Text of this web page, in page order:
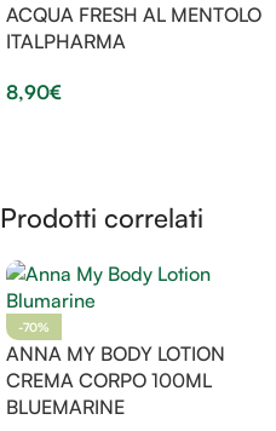
ACQUA FRESH AL MENTOLO
ITALPHARMA
8,90€
Prodotti correlati
-70%
ANNA MY BODY LOTION
CREMA CORPO 100ML
BLUEMARINE